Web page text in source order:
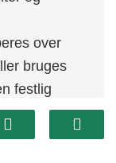
over
bruges
festlig